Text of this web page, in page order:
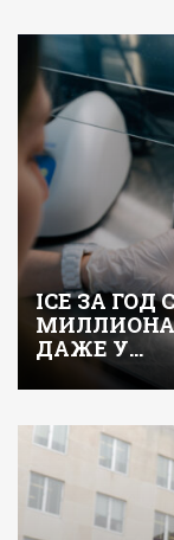
ICE ЗА
МИЛЛИОНА
ДАЖЕ У…